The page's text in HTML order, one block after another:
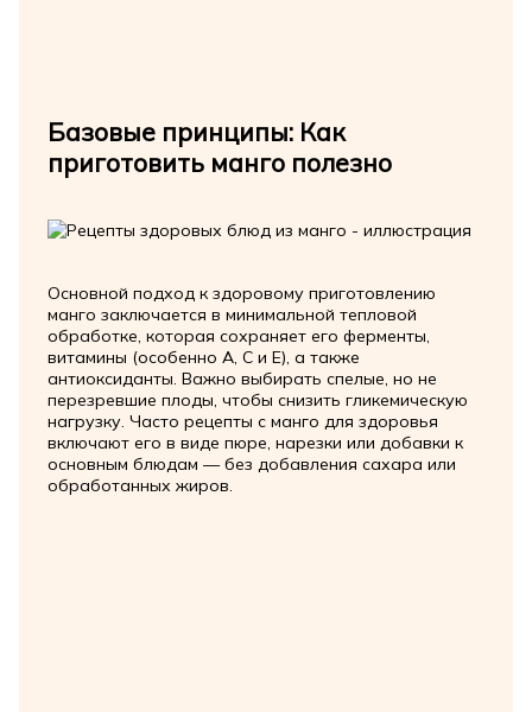
Базовые принципы: Как
приготовить манго полезно
Основной подход к здоровому приготовлению
манго заключается в минимальной тепловой
обработке, которая сохраняет его ферменты,
витамины (особенно A, C и E), а также
антиоксиданты. Важно выбирать спелые, но не
перезревшие плоды, чтобы снизить гликемическую
нагрузку. Часто рецепты с манго для здоровья
включают его в виде пюре, нарезки или добавки к
основным блюдам — без добавления сахара или
обработанных жиров.